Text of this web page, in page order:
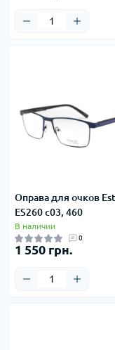
Оправа для очков
ES260 c03, 460
В наличии
0
1 550 грн.